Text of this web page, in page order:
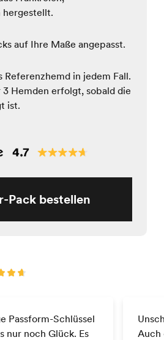
auf Ihre Maße angepasst.
Referenzhemd in jedem Fall.
Hemden erfolgt, sobald die
ist.
Pack bestellen
Passform-Schlüssel
nur noch Glück. Es
Auch